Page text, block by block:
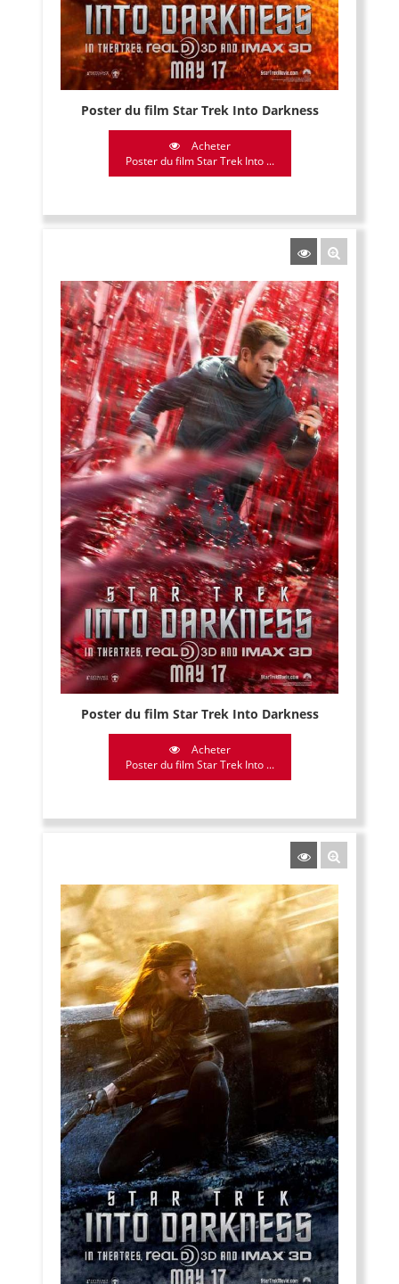
Poster du film Star Trek Into Darkness
Acheter
Poster du film Star Trek Into ...
Poster du film Star Trek Into Darkness
Acheter
Poster du film Star Trek Into ...